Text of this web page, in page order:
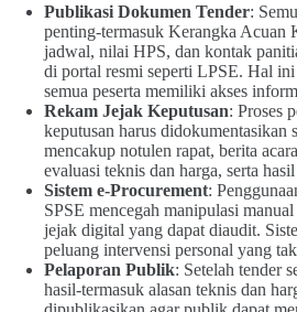
Publikasi Dokumen Tender:
penting-termasuk Kerangka
jadwal, nilai HPS, dan kontak
di portal resmi seperti LPSE. Hal
semua peserta memiliki akses
Rekam Jejak Keputusan: Proses
keputusan harus didokumentasikan
mencakup notulen rapat, berita
evaluasi teknis dan harga, serta
Sistem e-Procurement:
SPSE mencegah manipulasi
jejak digital yang dapat diaudit.
peluang intervensi personal yang
Pelaporan Publik: Setelah tender
hasil-termasuk alasan teknis dan